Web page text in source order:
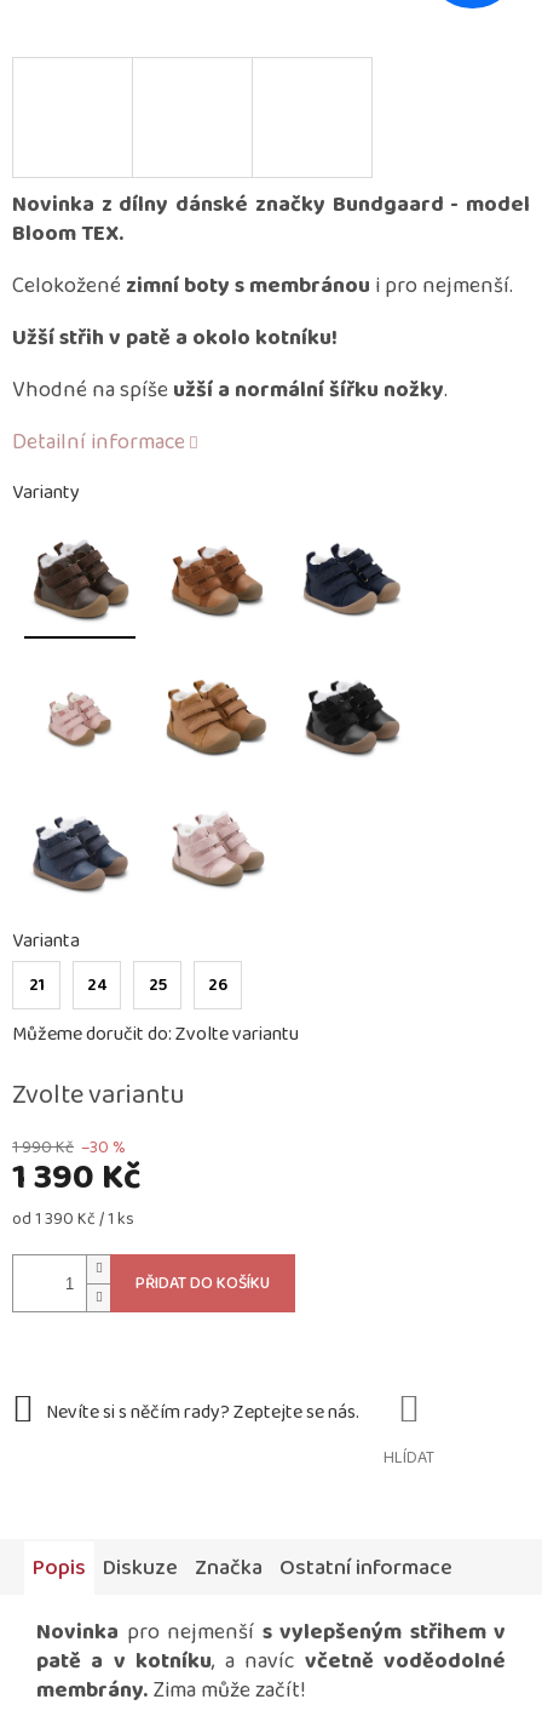
1 990 Kč –30 %
1 390 Kč
Měrná
od 1 390 Kč / 1 ks
Zvolte variantu
Varianty
Varianta
21 24 25 26
Můžeme doručit do:Zvolte variantu
PŘIDAT DO KOŠÍKU
Novinka z dílny dánské značky Bundgaard - model
Bloom TEX.
Celokožené zimní boty s membránou i pro nejmenší.
Užší střih v patě a okolo kotníku!
Vhodné na spíše užší a normální šířku nožky.
Detailní informace
HLÍDAT
Popis Diskuze Značka Ostatní informace
Novinka pro nejmenší s vylepšeným střihem v
patě a v kotníku, a navíc včetně voděodolné
membrány.Zima může začít!